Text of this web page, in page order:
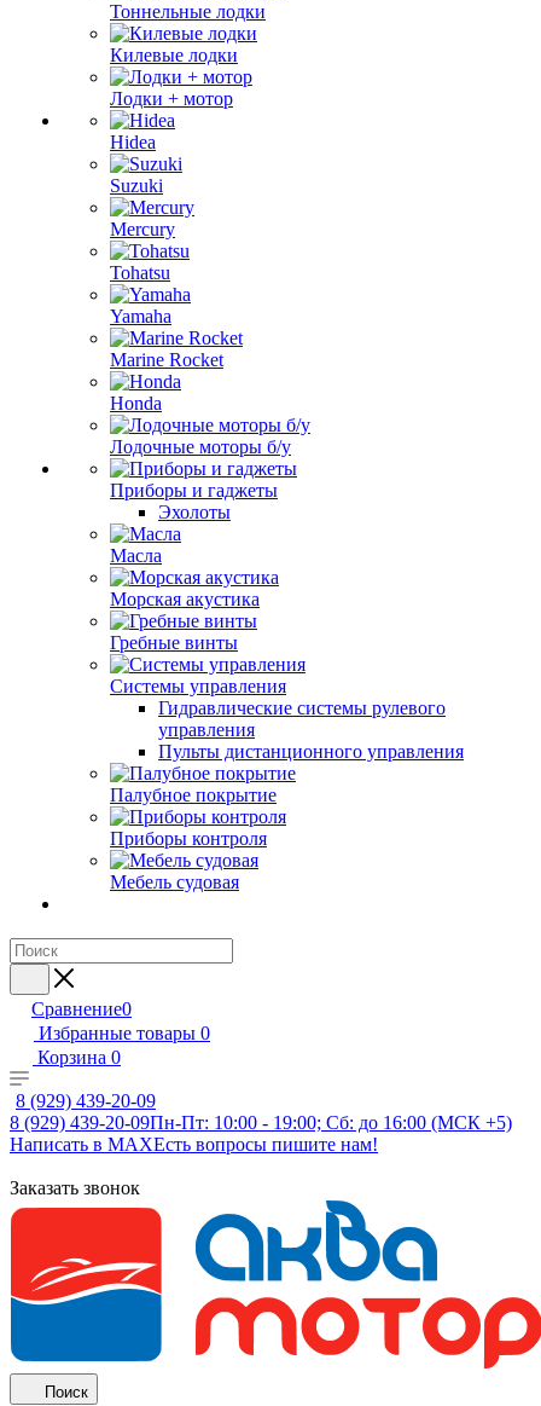
Тоннельные лодки
Килевые лодки
Лодки + мотор
Hidea
Suzuki
Mercury
Tohatsu
Yamaha
Marine Rocket
Honda
Лодочные моторы б/у
Приборы и гаджеты
Эхолоты
Масла
Морская акустика
Гребные винты
Системы управления
Гидравлические системы рулевого
управления
Пульты дистанционного управления
Палубное покрытие
Приборы контроля
Мебель судовая
Сравнение0
Избранные товары 0
Корзина 0
8 (929) 439-20-09
8 (929) 439-20-09Пн-Пт: 10:00 - 19:00; Сб: до 16:00 (МСК +5)
Написать в MAXЕсть вопросы пишите нам!
Заказать звонок
Поиск